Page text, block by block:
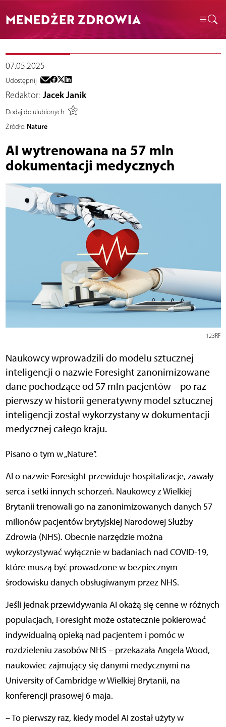
MENEDŻER ZDROWIA
07.05.2025
Udostępnij
Redaktor: Jacek Janik
Dodaj do ulubionych
Źródło: Nature
AI wytrenowana na 57 mln
dokumentacji medycznych
123RF
Naukowcy wprowadzili do modelu sztucznej
inteligencji o nazwie Foresight zanonimizowane
dane pochodzące od 57 mln pacjentów – po raz
pierwszy w historii generatywny model sztucznej
inteligencji został wykorzystany w dokumentacji
medycznej całego kraju.
Pisano o tym w „Nature”.
AI o nazwie Foresight przewiduje hospitalizacje, zawały
serca i setki innych schorzeń. Naukowcy z Wielkiej
Brytanii trenowali go na zanonimizowanych danych 57
milionów pacjentów brytyjskiej Narodowej Służby
Zdrowia (NHS). Obecnie narzędzie można
wykorzystywać wyłącznie w badaniach nad COVID-19,
które muszą być prowadzone w bezpiecznym
środowisku danych obsługiwanym przez NHS.
Jeśli jednak przewidywania AI okażą się cenne w różnych
populacjach, Foresight może ostatecznie pokierować
indywidualną opieką nad pacjentem i pomóc w
rozdzieleniu zasobów NHS – przekazała Angela Wood,
naukowiec zajmujący się danymi medycznymi na
University of Cambridge w Wielkiej Brytanii, na
konferencji prasowej 6 maja.
– To pierwszy raz, kiedy model AI został użyty w